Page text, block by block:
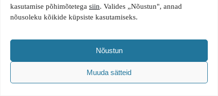
kasutamise põhimõtetega siin. Valides „Nõustun", annad
nõusoleku kõikide küpsiste kasutamiseks.
Nõustun
Muuda sätteid